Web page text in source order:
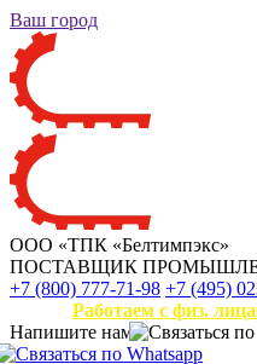
Ваш город
ООО «ТПК «Белтимпэкс»
ПОСТАВЩИК
+7 (800) 777-71-98 +7 (495)
Работаем с физ.
Напишите нам